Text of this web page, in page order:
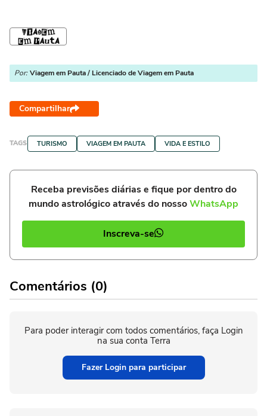
Por: Viagem em Pauta / Licenciado de Viagem em Pauta
Compartilhar
TAGS TURISMO VIAGEM EM PAUTA VIDA E ESTILO
Receba previsões diárias e fique por dentro do
mundo astrológico através do nossoWhatsApp
Inscreva-se
Comentários (0)
Para poder interagir com todos comentários, faça Login
na sua conta Terra
Fazer Login para participar